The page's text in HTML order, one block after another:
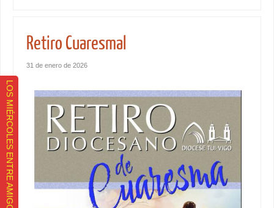
Retiro Cuaresmal
31 de enero de 2026
LOS MIÉRCOLES ENTRE AMIGOS